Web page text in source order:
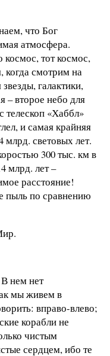
что Бог
атмосфера.
космос, тот космос,
когда смотрим на
галактики,
– второе небо для
«Хаббл»
и самая крайняя
млрд. световых лет.
300 тыс. км в
млрд. лет –
расстояние!
пыль по сравнению
нем нет
мы живем в
вправо-влево;
корабли не
чистым
сердцем, ибо те